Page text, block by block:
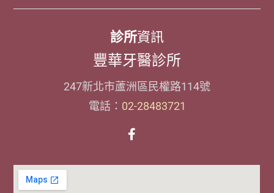
診所資訊
豐華牙醫診所
247新北市蘆洲區民權路114號
電話： 02-28483721